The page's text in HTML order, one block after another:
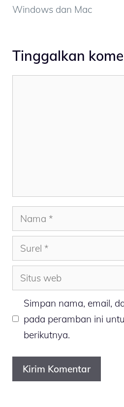
Windows dan Mac
Tinggalkan
Nama
Surel
Situs
web
Simpan nama, email,
pada peramban ini
berikutnya.